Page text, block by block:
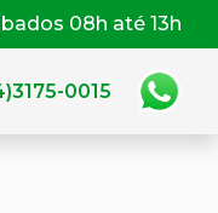
08h até 13h
0015